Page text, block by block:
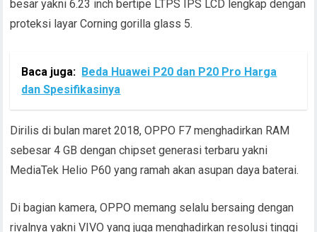
besar yakni 6.23 inch bertipe LTPS IPS LCD lengkap dengan
proteksi layar Corning gorilla glass 5.
Baca juga: Beda Huawei P20 dan P20 Pro Harga
dan Spesifikasinya
Dirilis di bulan maret 2018, OPPO F7 menghadirkan RAM
sebesar 4 GB dengan chipset generasi terbaru yakni
MediaTek Helio P60 yang ramah akan asupan daya baterai.
Di bagian kamera, OPPO memang selalu bersaing dengan
rivalnya yakni VIVO yang juga menghadirkan resolusi tinggi